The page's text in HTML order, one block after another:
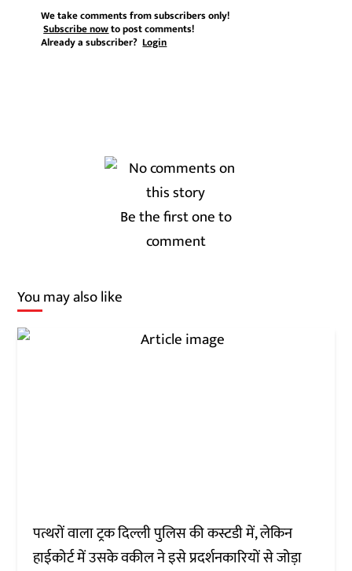
We take comments from subscribers only!
Subscribe nowto post comments!
Already a subscriber?Login
Be the first one to
comment
You may also like
पत्थरों वाला ट्रक दिल्ली पुलिस की कस्टडी में, लेकिन
हाईकोर्ट में उसके वकील ने इसे प्रदर्शनकारियों से जोड़ा